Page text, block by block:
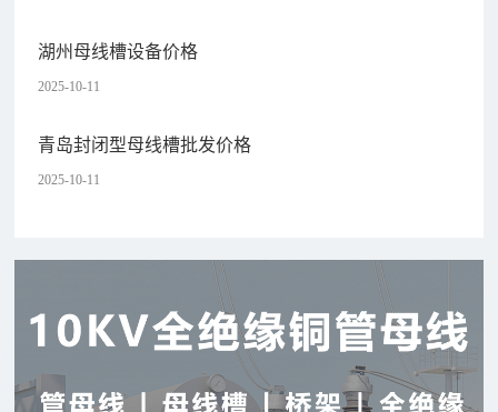
湖州母线槽设备价格
2025-10-11
青岛封闭型母线槽批发价格
2025-10-11